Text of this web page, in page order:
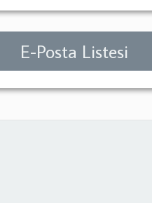
E-Posta Listesi